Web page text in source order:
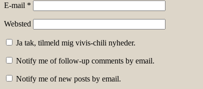
E-mail *
Websted
Ja tak, tilmeld mig vivis-chili nyheder.
Notify me of follow-up comments by email.
Notify me of new posts by email.